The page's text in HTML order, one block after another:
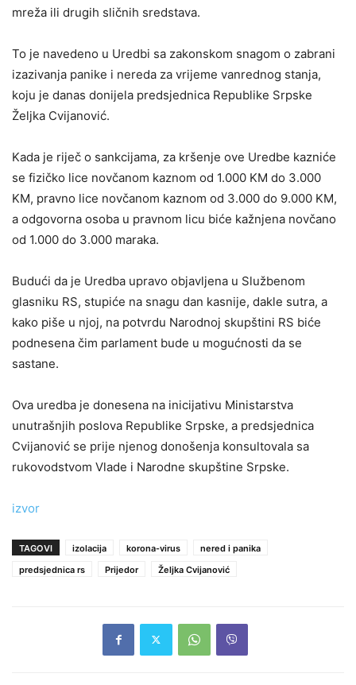
mreža ili drugih sličnih sredstava.
To je navedeno u Uredbi sa zakonskom snagom o zabrani
izazivanja panike i nereda za vrijeme vanrednog stanja,
koju je danas donijela predsjednica Republike Srpske
Željka Cvijanović.
Kada je riječ o sankcijama, za kršenje ove Uredbe kazniće
se fizičko lice novčanom kaznom od 1.000 KM do 3.000
KM, pravno lice novčanom kaznom od 3.000 do 9.000 KM,
a odgovorna osoba u pravnom licu biće kažnjena novčano
od 1.000 do 3.000 maraka.
Budući da je Uredba upravo objavljena u Službenom
glasniku RS, stupiće na snagu dan kasnije, dakle sutra, a
kako piše u njoj, na potvrdu Narodnoj skupštini RS biće
podnesena čim parlament bude u mogućnosti da se
sastane.
Ova uredba je donesena na inicijativu Ministarstva
unutrašnjih poslova Republike Srpske, a predsjednica
Cvijanović se prije njenog donošenja konsultovala sa
rukovodstvom Vlade i Narodne skupštine Srpske.
izvor
TAGOVI izolacija korona-virus
nered i panika
predsjednica rs
Prijedor Željka Cvijanović